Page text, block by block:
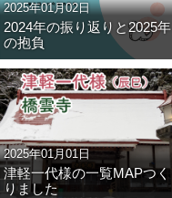
2025年01月02日
2024年の振り返りと2025年
の抱負
2025年01月01日
津軽一代様の一覧MAPつく
りました